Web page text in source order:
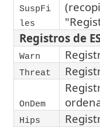
SuspFi
les
Registros de
Warn
Threat
OnDem
Hips